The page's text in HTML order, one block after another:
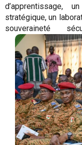
d’apprentissage,
stratégique, un
souveraineté